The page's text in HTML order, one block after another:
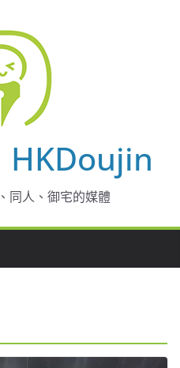
HKDoujin
同人、御宅的媒體